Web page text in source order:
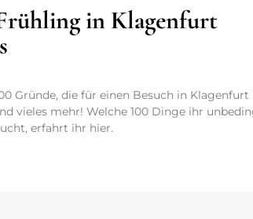
in Klagenfurt
Gründe, die für einen Besuch in
vieles mehr! Welche 100 Dinge ihr
erfahrt ihr hier.